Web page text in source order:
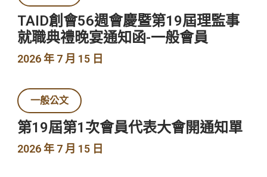
TAID創會56週會慶暨第19屆理監事
就職典禮晚宴通知函-一般會員
2026 年 7 月 15 日
一般公文
第19屆第1次會員代表大會開通知單
2026 年 7 月 15 日